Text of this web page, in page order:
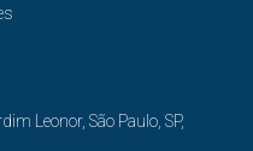
Leonor, São Paulo, SP,